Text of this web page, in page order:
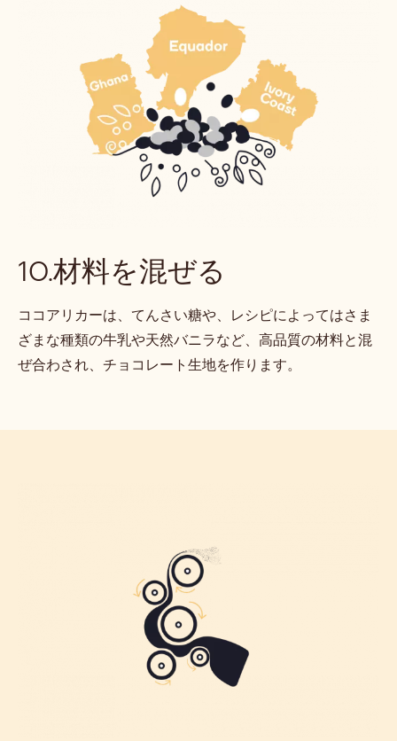
10.材料を混ぜる
ココアリカーは、てんさい糖や、レシピによってはさま
ざまな種類の牛乳や天然バニラなど、高品質の材料と混
ぜ合わされ、チョコレート生地を作ります。